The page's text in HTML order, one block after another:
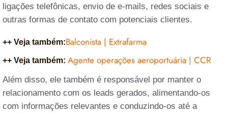
ligações telefônicas, envio de e-mails, redes sociais e
outras formas de contato com potenciais clientes.
++ Veja também:Balconista | Extrafarma
++ Veja também: Agente operações aeroportuária | CCR
Além disso, ele também é responsável por manter o
relacionamento com os leads gerados, alimentando-os
com informações relevantes e conduzindo-os até a